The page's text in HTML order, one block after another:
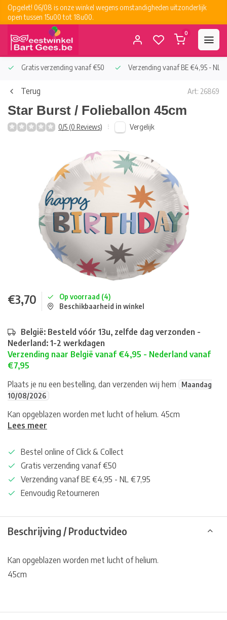
Opgelet! 06/08 is onze winkel wegens omstandigheden uitzonderlijk
open tussen 15u00 tot 18u00.
0
Gratis verzending vanaf €50 Verzending vanaf BE €4,95 - NL
Terug Art: 26869
Star Burst / Folieballon 45cm
0/5 (0 Reviews) Vergelijk
€3,70
Op voorraad (4)
Beschikbaarheid in winkel
België: Besteld vóór 13u, zelfde dag verzonden -
Nederland: 1-2 werkdagen
Verzending naar België vanaf €4,95 - Nederland vanaf
€7,95
Plaats je nu een bestelling, dan verzenden wij hem
Maandag
10/08/2026
Kan opgeblazen worden met lucht of helium. 45cm
Lees meer
Bestel online of Click & Collect
Gratis verzending vanaf €50
Verzending vanaf BE €4,95 - NL €7,95
Eenvoudig Retourneren
Beschrijving / Productvideo
Kan opgeblazen worden met lucht of helium.
45cm